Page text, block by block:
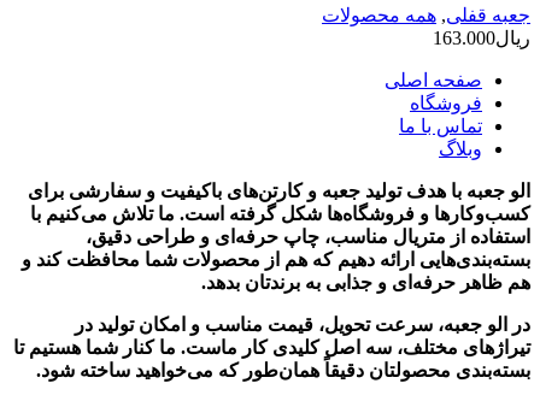
جعبه قفلی, همه محصولات
ریال163.000
صفحه اصلی
فروشگاه
تماس با ما
وبلاگ
الو جعبه با هدف تولید جعبه و کارتن‌های باکیفیت و سفارشی برای
کسب‌وکارها و فروشگاه‌ها شکل گرفته است. ما تلاش می‌کنیم با
استفاده از متریال مناسب، چاپ حرفه‌ای و طراحی دقیق،
بسته‌بندی‌هایی ارائه دهیم که هم از محصولات شما محافظت کند و
هم ظاهر حرفه‌ای و جذابی به برندتان بدهد.
در الو جعبه، سرعت تحویل، قیمت مناسب و امکان تولید در
تیراژهای مختلف، سه اصل کلیدی کار ماست. ما کنار شما هستیم تا
بسته‌بندی محصولتان دقیقاً همان‌طور که می‌خواهید ساخته شود.